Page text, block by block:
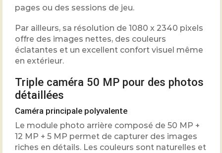
pages ou des sessions de jeu.
Par ailleurs, sa résolution de 1080 x 2340 pixels
offre des images nettes, des couleurs
éclatantes et un excellent confort visuel même
en extérieur.
Triple caméra 50 MP pour des photos
détaillées
Caméra principale polyvalente
Le module photo arrière composé de 50 MP +
12 MP + 5 MP permet de capturer des images
riches en détails. Les couleurs sont naturelles et